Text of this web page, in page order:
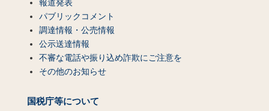
報道発表
パブリックコメント
調達情報・公売情報
公示送達情報
不審な電話や振り込め詐欺にご注意を
その他のお知らせ
国税庁等について